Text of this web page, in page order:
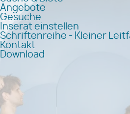
Angebote
Gesuche
Inserat einstellen
Schriftenreihe - Kleiner
Kontakt
Download